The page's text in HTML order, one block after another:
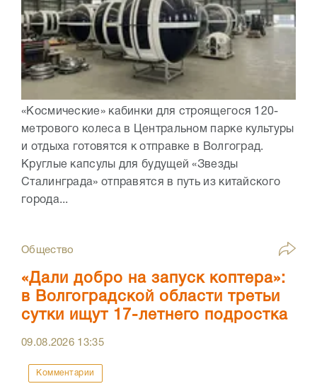
«Космические» кабинки для строящегося 120-
метрового колеса в Центральном парке культуры
и отдыха готовятся к отправке в Волгоград.
Круглые капсулы для будущей «Звезды
Сталинграда» отправятся в путь из китайского
города...
Общество
«Дали добро на запуск коптера»:
в Волгоградской области третьи
сутки ищут 17-летнего подростка
09.08.2026 13:35
Комментарии